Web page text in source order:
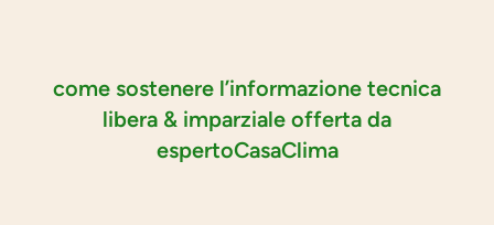
come sostenere l’informazione tecnica
libera & imparziale offerta da
espertoCasaClima